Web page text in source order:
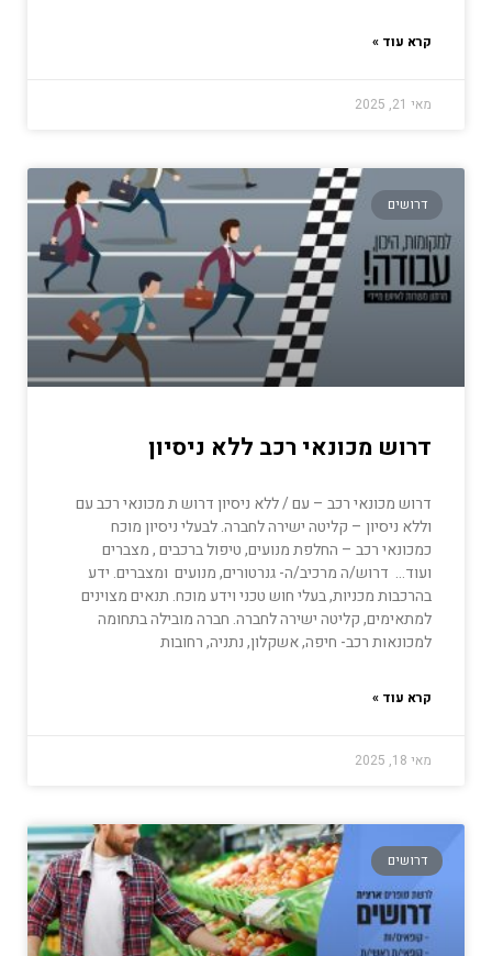
קרא עוד »
מאי 21, 2025
דרושים
דרוש מכונאי רכב ללא ניסיון
דרוש מכונאי רכב – עם / ללא ניסיון דרוש ת מכונאי רכב עם
וללא ניסיון – קליטה ישירה לחברה. לבעלי ניסיון מוכח
כמכונאי רכב – החלפת מנועים, טיפול ברכבים , מצברים
ועוד… דרוש/ה מרכיב/ה- גנרטורים, מנועים ומצברים. ידע
בהרכבות מכניות, בעלי חוש טכני וידע מוכח. תנאים מצוינים
למתאימים, קליטה ישירה לחברה. חברה מובילה בתחומה
למכונאות רכב- חיפה, אשקלון, נתניה, רחובות
קרא עוד »
מאי 18, 2025
דרושים